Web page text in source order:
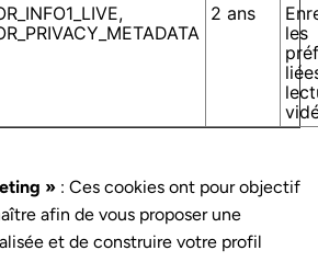
2 ans
les
» : Ces cookies ont pour objectif
afin de vous proposer une
et de construire votre profil